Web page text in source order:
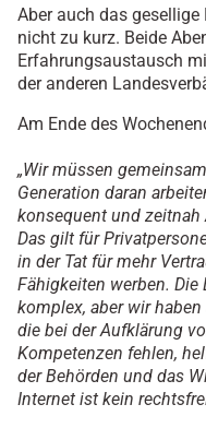
Aber auch das
nicht zu kurz. Beide
Erfahrungsaustausch
der anderen
Am Ende des
„Wir müssen
Generation daran
konsequent und zeitnah
Das gilt für
in der Tat für mehr
Fähigkeiten werben.
komplex, aber wir
die bei der Aufklärung
Kompetenzen fehlen,
der Behörden und das
Internet ist kein